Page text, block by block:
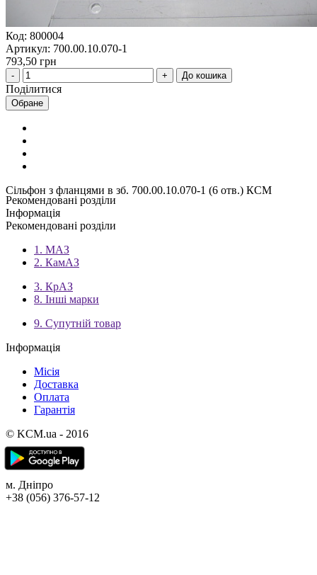
Код: 800004
Артикул: 700.00.10.070-1
793,50 грн
До кошика
Поділитися
Обране
Сільфон з фланцями в зб. 700.00.10.070-1 (6 отв.) КСМ
Рекомендовані розділи
Інформація
Рекомендовані розділи
1. МАЗ
2. КамАЗ
3. КрАЗ
8. Інші марки
9. Супутній товар
Інформація
Місія
Доставка
Оплата
Гарантія
© KCM.ua - 2016
м. Дніпро
+38 (056) 376-57-12